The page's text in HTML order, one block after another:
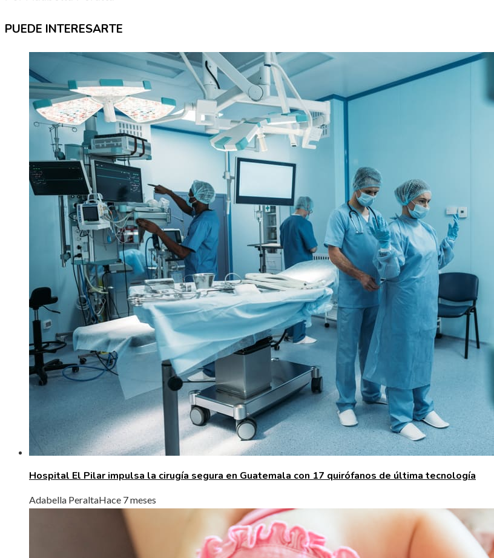
PUEDE INTERESARTE
Hospital El Pilar impulsa la cirugía segura en Guatemala con 17 quirófanos de última tecnología
Adabella PeraltaHace 7 meses